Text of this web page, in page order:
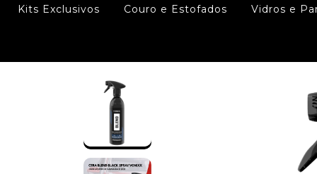
Kits Exclusivos Couro e Estofados Vidros e